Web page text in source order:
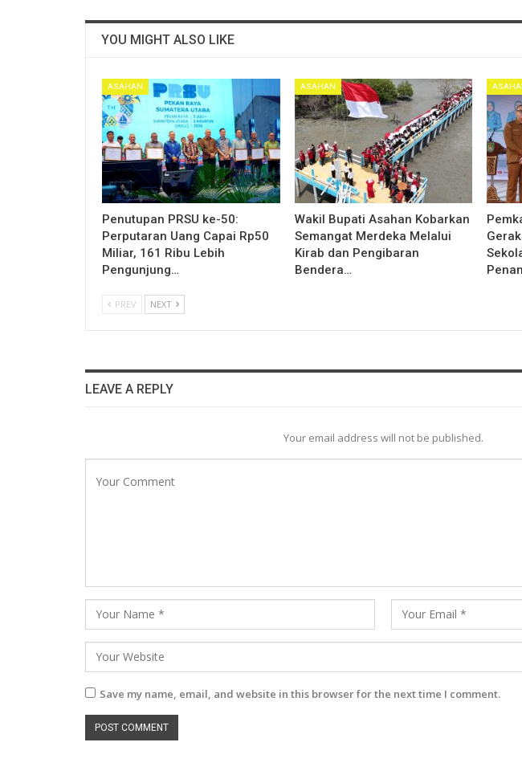
YOU MIGHT ALSO LIKE
ASAHAN
Penutupan PRSU ke-50:
Perputaran Uang Capai Rp50
Miliar, 161 Ribu Lebih
Pengunjung…
ASAHAN
Wakil Bupati Asahan Kobarkan
Semangat Merdeka Melalui
Kirab dan Pengibaran
Bendera…
PREV NEXT
LEAVE A REPLY
Your email address will not be published.
Save my name, email, and website in this browser for the next time I comment.